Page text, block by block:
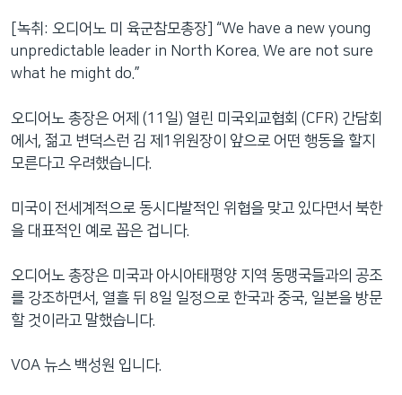
로
이
등
[녹취: 오디어노 미 육군참모총장] “We have a new young
unpredictable leader in North Korea. We are not sure
what he might do.”
오디어노 총장은 어제 (11일) 열린 미국외교협회 (CFR) 간담회
에서, 젊고 변덕스런 김 제1위원장이 앞으로 어떤 행동을 할지
모른다고 우려했습니다.
미국이 전세계적으로 동시다발적인 위협을 맞고 있다면서 북한
을 대표적인 예로 꼽은 겁니다.
오디어노 총장은 미국과 아시아태평양 지역 동맹국들과의 공조
를 강조하면서, 열흘 뒤 8일 일정으로 한국과 중국, 일본을 방문
할 것이라고 말했습니다.
VOA 뉴스 백성원 입니다.